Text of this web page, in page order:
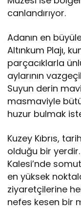
canlandırıyor.
Adanın en
Altınkum Plajı,
parçacıklarla
aylarının
Suyun derin
masmaviyle
huzur bulmak
Kuzey Kıbrıs,
olduğu bir
Kalesi’nde
en yüksek
ziyaretçilerine
nefes kesen bir